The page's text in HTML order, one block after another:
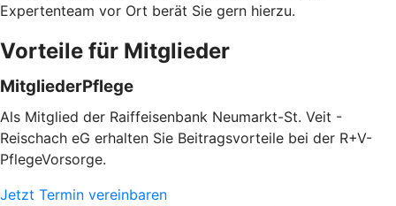
Expertenteam vor Ort berät Sie gern hierzu.
Vorteile für Mitglieder
MitgliederPflege
Als Mitglied der Raiffeisenbank Neumarkt-St. Veit -
Reischach eG erhalten Sie Beitragsvorteile bei der R+V-
PflegeVorsorge.
Jetzt Termin vereinbaren